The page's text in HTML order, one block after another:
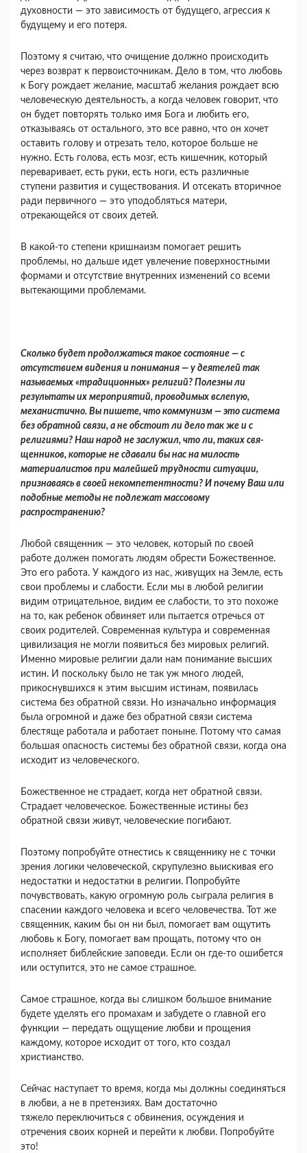
духовности — это зависимость от будущего, агрессия к
будущему и его потеря.
Поэтому я считаю, что очищение должно про­исходить
через возврат к первоисточникам. Дело в том, что любовь
к Богу рождает желание, масштаб желания рождает всю
человеческую деятельность, а когда человек говорит, что
он будет повторять только имя Бога и любить его,
отказываясь от остального, это все равно, что он хочет
оставить голову и отрезать тело, которое больше не
нужно. Есть голова, есть мозг, есть кишечник, который
переваривает, есть руки, есть ноги, есть различ­ные
ступени развития и существования. И отсе­кать вторичное
ради первичного — это уподоб­ляться матери,
отрекающейся от своих детей.
В какой-то степени кришнаизм помогает ре­шить
проблемы, но дальше идет увлечение по­верхностными
формами и отсутствие внутренних изменений со всеми
вытекающими проблемами.
Сколько будет продолжаться такое состоя­ние — с
отсутствием видения и понимания — у деятелей так
называемых «традиционных» рели­гий? Полезны ли
результаты их мероприятий, проводимых вслепую,
механистично. Вы пише­те, что коммунизм — это система
без обратной связи, а не обстоит ли дело так же и с
религия­ми? Наш народ не заслужил, что ли, таких свя­
щенников, которые не сдавали бы нас на ми­лость
материалистов при малейшей трудности ситуации,
признаваясь в своей некомпетентно­сти? И почему Ваш или
подобные методы не подлежат массовому
распространению?
Любой священник — это человек, который по своей
работе должен помогать людям обрести Божественное.
Это его работа. У каждого из нас, живущих на Земле, есть
свои проблемы и слабо­сти. Если мы в любой религии
видим отрицатель­ное, видим ее слабости, то это похоже
на то, как ребенок обвиняет или пытается отречься от
своих родителей. Современная культура и современная
цивилизация не могли появиться без мировых ре­лигий.
Именно мировые религии дали нам пони­мание высших
истин. И поскольку было не так уж много людей,
прикоснувшихся к этим высшим ис­тинам, появилась
система без обратной связи. Но изначально информация
была огромной и даже без обратной связи система
блестяще работала и работает поныне. Потому что самая
большая опас­ность системы без обратной связи, когда она
исхо­дит из человеческого.
Божественное не страдает, когда нет обратной связи.
Страдает человеческое. Божественные ис­тины без
обратной связи живут, человеческие по­гибают.
Поэтому попробуйте отнестись к священнику не с точки
зрения логики человеческой, скрупулезно выискивая его
недостатки и недостатки в религии. Попробуйте
почувствовать, какую огромную роль сыграла религия в
спасении каждого человека и все­го человечества. Тот же
священник, каким бы он ни был, помогает вам ощутить
любовь к Богу, помогает вам прощать, потому что он
исполняет библейские заповеди. Если он где-то ошибется
или оступится, это не самое страшное.
Самое страшное, когда вы слишком большое внимание
будете уделять его промахам и забудете о главной его
функции — передать ощущение любви и прощения
каждому, которое исходит от того, кто создал
христианство.
Сейчас наступает то время, когда мы должны со­единяться
в любви, а не в претензиях. Вам доста­точно
тяжело переключиться с обвинения, осуж­дения и
отречения своих корней и перейти к любви. Попробуйте
это!